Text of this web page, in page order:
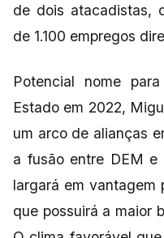
de dois atacadistas,
de 1.100 empregos
Potencial nome
Estado em 2022,
um arco de alianças
a fusão entre DEM e
largará em vantagem
que possuirá a maior